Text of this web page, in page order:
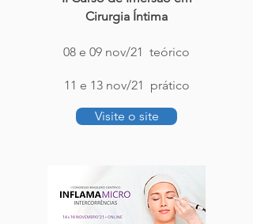
Cirurgia Íntima
08 e 09 nov/21 teórico
11 e 13 nov/21 prático
Visite o site